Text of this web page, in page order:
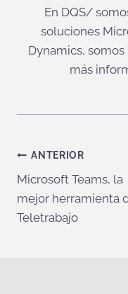
En DQS/
soluciones
Dynamics, somos
más
Navegación
de
entradas
ANTERIOR
Microsoft Teams, la
mejor herramienta
Teletrabajo